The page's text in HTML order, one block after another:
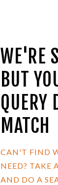
WE'RE
BUT
QUERY
MATCH
CAN'T FIND
NEED? TAKE
AND DO A